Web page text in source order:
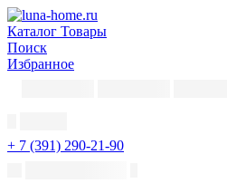
Каталог Товары
Поиск
Избранное
+ 7 (391) 290-21-90